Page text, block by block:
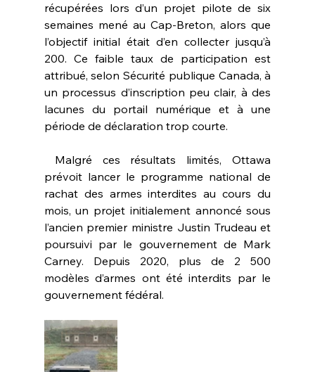
récupérées lors d’un projet pilote de six
semaines mené au Cap-Breton, alors que
l’objectif initial était d’en collecter jusqu’à
200. Ce faible taux de participation est
attribué, selon Sécurité publique Canada, à
un processus d’inscription peu clair, à des
lacunes du portail numérique et à une
période de déclaration trop courte.
prévoit lancer le programme national de
rachat des armes interdites au cours du
mois, un projet initialement annoncé sous
l’ancien premier ministre Justin Trudeau et
poursuivi par le gouvernement de Mark
Carney. Depuis 2020, plus de 2 500
modèles d’armes ont été interdits par le
gouvernement fédéral.